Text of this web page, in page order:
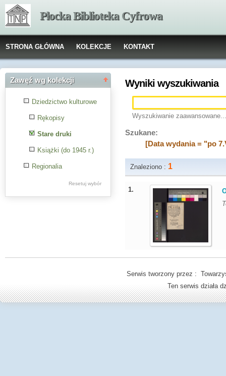
Płocka Biblioteka Cyfrowa
STRONA GŁÓWNA KOLEKCJE KONTAKT
Zawęź wg kolekcji
Dziedzictwo kulturowe
Rękopisy
Stare druki
Książki (do 1945 r.)
Regionalia
Resetuj wybór
Wyniki wyszukiwania
Wyszukiwanie zaawansowane...
Szukane:
[Data wydania = "po
Znaleziono : 1
1.
Serwis tworzony przez :
Ten serwis działa